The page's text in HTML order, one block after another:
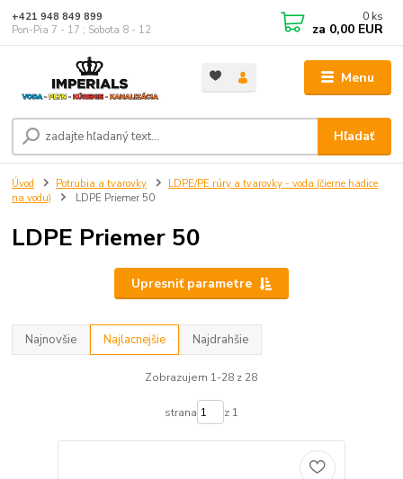
Menu
Hľadať
+421 948 849 899
Pon-Pia 7 - 17 ; Sobota 8 - 12
0 ks
za 0,00 EUR
Úvod Potrubia a tvarovky
LDPE/PE rúry a tvarovky - voda (čierne hadice
na vodu)
LDPE Priemer 50
LDPE Priemer 50
Upresniť parametre
Najnovšie Najlacnejšie Najdrahšie
Zobrazujem 1-28 z 28
strana z 1